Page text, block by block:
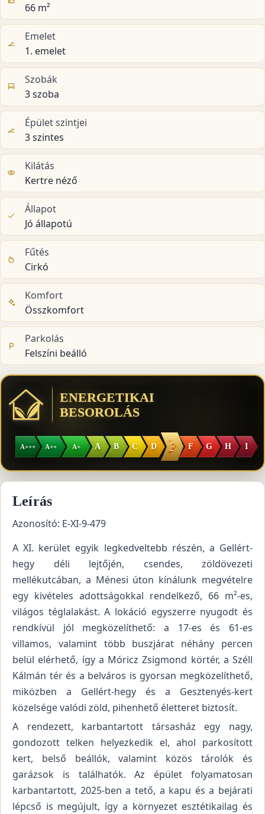
66 m²
Emelet
1. emelet
Szobák
3 szoba
Épület szintjei
3 szintes
Kilátás
Kertre néző
Állapot
Jó állapotú
Fűtés
Cirkó
Komfort
Összkomfort
Parkolás
Felszíni beálló
ENERGETIKAI
BESOROLÁS
A+++ A++ A+ A B C D E F G H I
Leírás
Azonosító: E-XI-9-479
A XI. kerület egyik legkedveltebb részén, a Gellért-
hegy déli lejtőjén, csendes, zöldövezeti
mellékutcában, a Ménesi úton kínálunk megvételre
egy kivételes adottságokkal rendelkező, 66 m²-es,
világos téglalakást. A lokáció egyszerre nyugodt és
rendkívül jól megközelíthető: a 17-es és 61-es
villamos, valamint több buszjárat néhány percen
belül elérhető, így a Móricz Zsigmond körtér, a Széll
Kálmán tér és a belváros is gyorsan megközelíthető,
miközben a Gellért-hegy és a Gesztenyés-kert
közelsége valódi zöld, pihenhető életteret biztosít.
A rendezett, karbantartott társasház egy nagy,
gondozott telken helyezkedik el, ahol parkosított
kert, belső beállók, valamint közös tárolók és
garázsok is találhatók. Az épület folyamatosan
karbantartott, 2025-ben a tető, a kapu és a bejárati
lépcső is megújult, így a környezet esztétikailag és